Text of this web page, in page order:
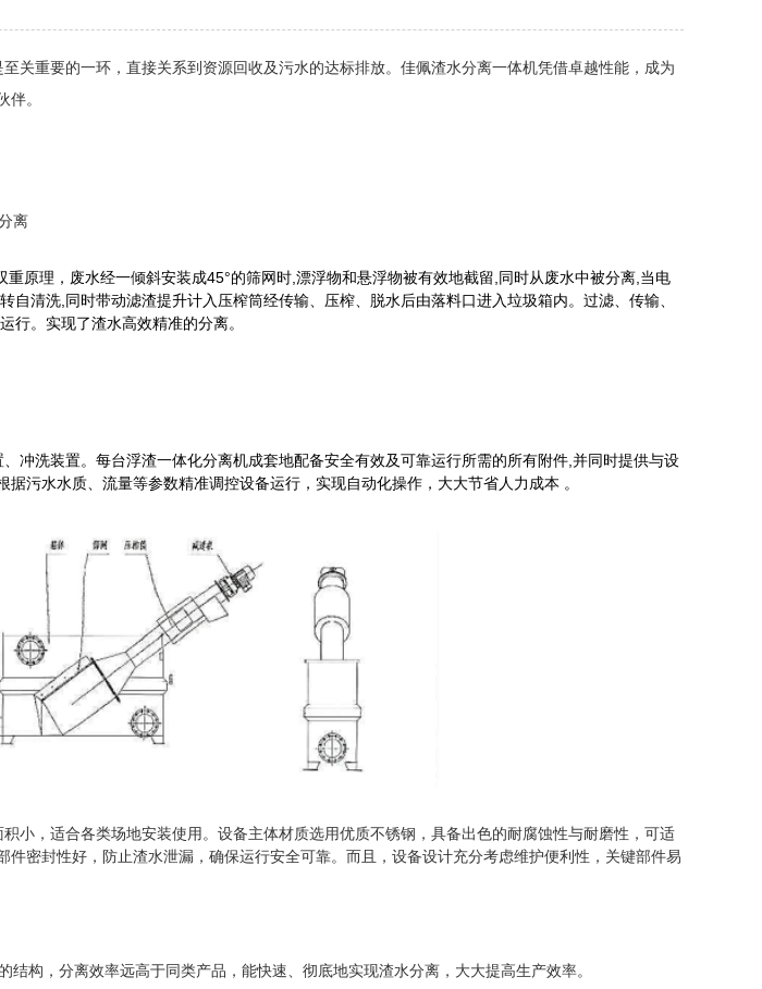
关重要的一环，直接关系到资源回收及污水的达标排放。佳佩渣水分离一体机凭借卓越性能，成为
。
离
原理，废水经一倾斜安装成45°的筛网时,漂浮物和悬浮物被有效地截留,同时从废水中被分离,当电
自清洗,同时带动滤渣提升计入压榨筒经传输、压榨、脱水后由落料口进入垃圾箱内。过滤、传输、
行。实现了渣水高效精准的分离。
冲洗装置。每台浮渣一体化分离机成套地配备安全有效及可靠运行所需的所有附件,并同时提供与设
污水水质、流量等参数精准调控设备运行，实现自动化操作，大大节省人力成本 。
小，适合各类场地安装使用。设备主体材质选用优质不锈钢，具备出色的耐腐蚀性与耐磨性，可适
件密封性好，防止渣水泄漏，确保运行安全可靠。而且，设备设计充分考虑维护便利性，关键部件易
构，分离效率远高于同类产品，能快速、彻底地实现渣水分离，大大提高生产效率。